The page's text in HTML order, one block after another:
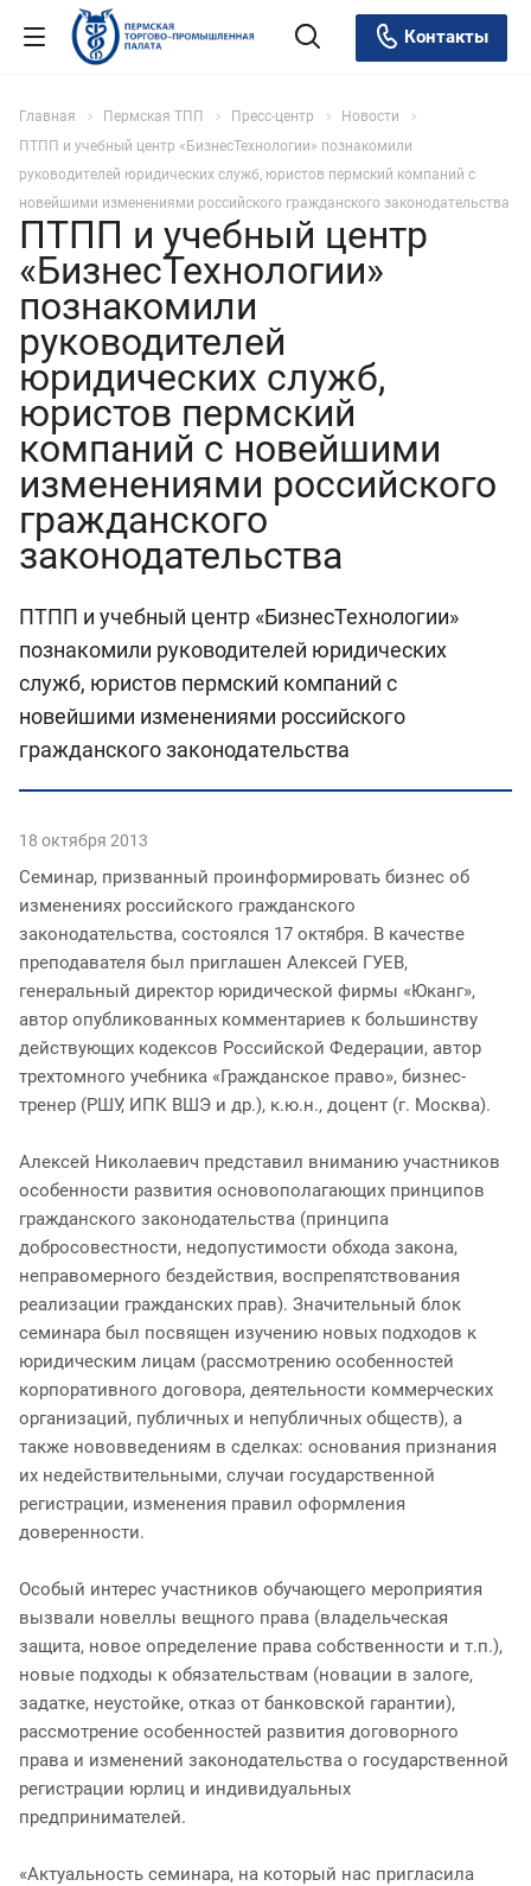
Контакты
Главная Пермская ТПП Пресс-центр
Новости
ПТПП и учебный центр «БизнесТехнологии» познакомили
руководителей юридических служб, юристов пермский компаний с
новейшими изменениями российского гражданского законодательства
ПТПП и учебный центр
«БизнесТехнологии»
познакомили
руководителей
юридических служб,
юристов пермский
компаний с новейшими
изменениями российского
гражданского
законодательства
ПТПП и учебный центр «БизнесТехнологии»
познакомили руководителей юридических
служб, юристов пермский компаний с
новейшими изменениями российского
гражданского законодательства
18 октября 2013
Семинар, призванный проинформировать бизнес об
изменениях российского гражданского
законодательства, состоялся 17 октября. В качестве
преподавателя был приглашен Алексей ГУЕВ,
генеральный директор юридической фирмы «Юканг»,
автор опубликованных комментариев к большинству
действующих кодексов Российской Федерации, автор
трехтомного учебника «Гражданское право», бизнес-
тренер (РШУ, ИПК ВШЭ и др.), к.ю.н., доцент (г. Москва).
Алексей Николаевич представил вниманию участников
особенности развития основополагающих принципов
гражданского законодательства (принципа
добросовестности, недопустимости обхода закона,
неправомерного бездействия, воспрепятствования
реализации гражданских прав). Значительный блок
семинара был посвящен изучению новых подходов к
юридическим лицам (рассмотрению особенностей
корпоративного договора, деятельности коммерческих
организаций, публичных и непубличных обществ), а
также нововведениям в сделках: основания признания
их недействительными, случаи государственной
регистрации, изменения правил оформления
доверенности.
Особый интерес участников обучающего мероприятия
вызвали новеллы вещного права (владельческая
защита, новое определение права собственности и т.п.),
новые подходы к обязательствам (новации в залоге,
задатке, неустойке, отказ от банковской гарантии),
рассмотрение особенностей развития договорного
права и изменений законодательства о государственной
регистрации юрлиц и индивидуальных
предпринимателей.
«Актуальность семинара, на который нас пригласила